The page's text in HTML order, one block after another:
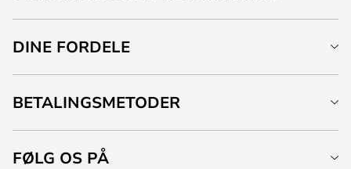
DINE FORDELE
BETALINGSMETODER
FØLG OS PÅ